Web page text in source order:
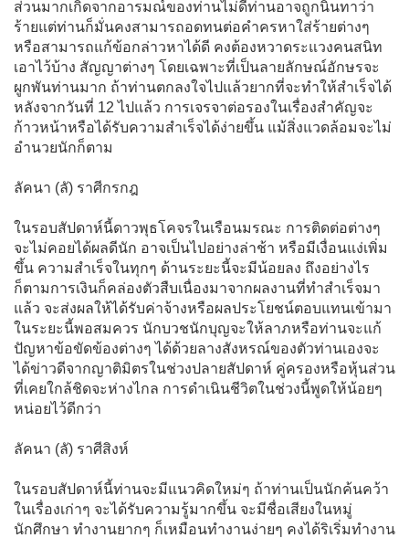
ส่วนมากเกิดจากอารมณ์ของท่านไม่ดีท่านอาจถูกนินทาว่า
ร้ายแต่ท่านก็มั่นคงสามารถอดทนต่อคำครหาใส่ร้ายต่างๆ
หรือสามารถแก้ข้อกล่าวหาได้ดี คงต้องหวาดระแวงคนสนิท
เอาไว้บ้าง สัญญาต่างๆ โดยเฉพาะที่เป็นลายลักษณ์อักษรจะ
ผูกพันท่านมาก ถ้าท่านตกลงใจไปแล้วยากที่จะทำให้สำเร็จได้
หลังจากวันที่ 12 ไปแล้ว การเจรจาต่อรองในเรื่องสำคัญจะ
ก้าวหน้าหรือได้รับความสำเร็จได้ง่ายขึ้น แม้สิ่งแวดล้อมจะไม่
อำนวยนักก็ตาม
ลัคนา (ลั) ราศีกรกฎ
ในรอบสัปดาห์นี้ดาวพุธโคจรในเรือนมรณะ การติดต่อต่างๆ
จะไม่คอยได้ผลดีนัก อาจเป็นไปอย่างล่าช้า หรือมีเงื่อนแง่เพิ่ม
ขึ้น ความสำเร็จในทุกๆ ด้านระยะนี้จะมีน้อยลง ถึงอย่างไร
ก็ตามการเงินก็คล่องตัวสืบเนื่องมาจากผลงานที่ทำสำเร็จมา
แล้ว จะส่งผลให้ได้รับค่าจ้างหรือผลประโยชน์ตอบแทนเข้ามา
ในระยะนี้พอสมควร นักบวชนักบุญจะให้ลาภหรือท่านจะแก้
ปัญหาข้อขัดข้องต่างๆ ได้ด้วยลางสังหรณ์ของตัวท่านเองจะ
ได้ข่าวดีจากญาติมิตรในช่วงปลายสัปดาห์ คู่ครองหรือหุ้นส่วน
ที่เคยใกล้ชิดจะห่างไกล การดำเนินชีวิตในช่วงนี้พูดให้น้อยๆ
หน่อยไว้ดีกว่า
ลัคนา (ลั) ราศีสิงห์
ในรอบสัปดาห์นี้ท่านจะมีแนวคิดใหม่ๆ ถ้าท่านเป็นนักค้นคว้า
ในเรื่องเก่าๆ จะได้รับความรู้มากขึ้น จะมีชื่อเสียงในหมู่
นักศึกษา ทำงานยากๆ ก็เหมือนทำงานง่ายๆ คงได้ริเริ่มทำงาน